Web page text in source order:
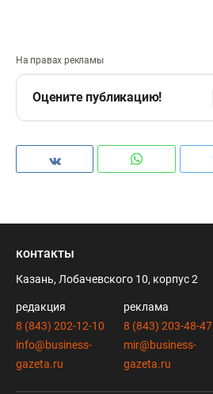
На правах рекламы
Оцените публикацию!
контакты
Казань, Лобачевского 10, корпус 2
редакция
8 (843) 202-12-10
info@business-
gazeta.ru
реклама
8 (843) 203-48-47
mir@business-
gazeta.ru